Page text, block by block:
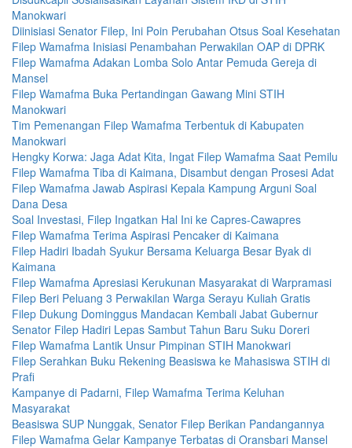
Manokwari
Diinisiasi Senator Filep, Ini Poin Perubahan Otsus Soal Kesehatan
Filep Wamafma Inisiasi Penambahan Perwakilan OAP di DPRK
Filep Wamafma Adakan Lomba Solo Antar Pemuda Gereja di
Mansel
Filep Wamafma Buka Pertandingan Gawang Mini STIH
Manokwari
Tim Pemenangan Filep Wamafma Terbentuk di Kabupaten
Manokwari
Hengky Korwa: Jaga Adat Kita, Ingat Filep Wamafma Saat Pemilu
Filep Wamafma Tiba di Kaimana, Disambut dengan Prosesi Adat
Filep Wamafma Jawab Aspirasi Kepala Kampung Arguni Soal
Dana Desa
Soal Investasi, Filep Ingatkan Hal Ini ke Capres-Cawapres
Filep Wamafma Terima Aspirasi Pencaker di Kaimana
Filep Hadiri Ibadah Syukur Bersama Keluarga Besar Byak di
Kaimana
Filep Wamafma Apresiasi Kerukunan Masyarakat di Warpramasi
Filep Beri Peluang 3 Perwakilan Warga Serayu Kuliah Gratis
Filep Dukung Dominggus Mandacan Kembali Jabat Gubernur
Senator Filep Hadiri Lepas Sambut Tahun Baru Suku Doreri
Filep Wamafma Lantik Unsur Pimpinan STIH Manokwari
Filep Serahkan Buku Rekening Beasiswa ke Mahasiswa STIH di
Prafi
Kampanye di Padarni, Filep Wamafma Terima Keluhan
Masyarakat
Beasiswa SUP Nunggak, Senator Filep Berikan Pandangannya
Filep Wamafma Gelar Kampanye Terbatas di Oransbari Mansel